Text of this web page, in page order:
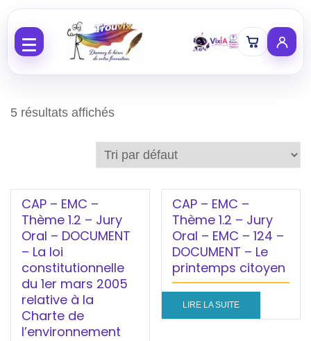
5 résultats affichés
CAP – EMC –
Thème 1.2 – Jury
Oral – DOCUMENT
– La loi
constitutionnelle
du 1er mars 2005
relative à la
Charte de
l’environnement
CAP – EMC –
Thème 1.2 – Jury
Oral – EMC – 124 –
DOCUMENT – Le
printemps citoyen
LIRE LA SUITE